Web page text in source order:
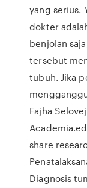
yang serius.
dokter
benjolan
tersebut
tubuh. Jika
Fajha
share
Diagnosis